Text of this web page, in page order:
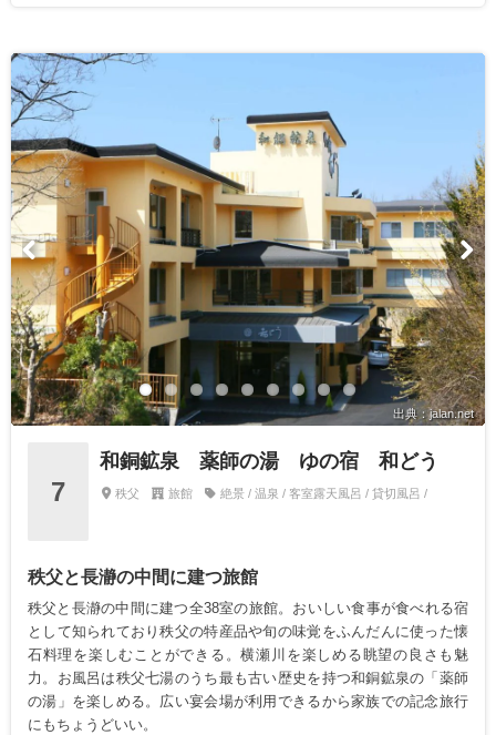
出典：jalan.net
7
和銅鉱泉 薬師の湯 ゆの宿 和どう
秩父 旅館 絶景 / 温泉 / 客室露天風呂 / 貸切風呂 /
秩父と長瀞の中間に建つ旅館
秩父と長瀞の中間に建つ全38室の旅館。おいしい食事が食べれる宿
として知られており秩父の特産品や旬の味覚をふんだんに使った懐
石料理を楽しむことができる。横瀬川を楽しめる眺望の良さも魅
力。お風呂は秩父七湯のうち最も古い歴史を持つ和銅鉱泉の「薬師
の湯」を楽しめる。広い宴会場が利用できるから家族での記念旅行
にもちょうどいい。